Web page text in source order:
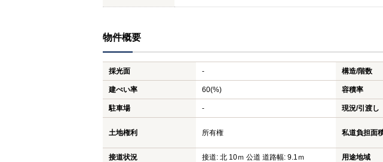
物件概要
採光面 - 構造/階数
建ぺい率 60(%) 容積率
駐車場 - 現況/引渡し
土地権利 所有権 私道負担面
接道状況 接道: 北 10ｍ 公道 道路幅: 9.1ｍ 用途地域